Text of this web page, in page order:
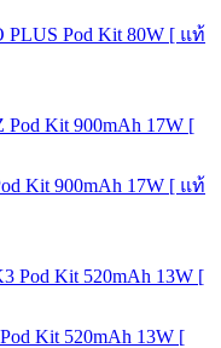
Pod Kit 80W [ แท้
Kit 900mAh 17W [ แท้
Kit 520mAh 13W [